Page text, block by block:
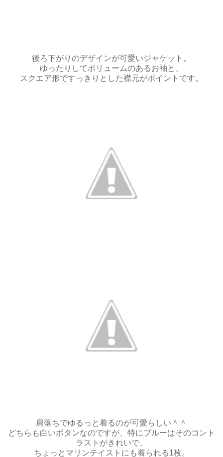
後ろ下がりのデザインが可愛いジャケット。
ゆったりしてボリュームのあるお袖と、
スクエア形ですっきりとした襟元がポイントです。
肩落ちでゆるっと着るのが可愛らしい＾＾
どちらも白いボタンなのですが、特にブルーはそのコント
ラストがきれいで、
ちょっとマリンテイストにも着られる1枚。